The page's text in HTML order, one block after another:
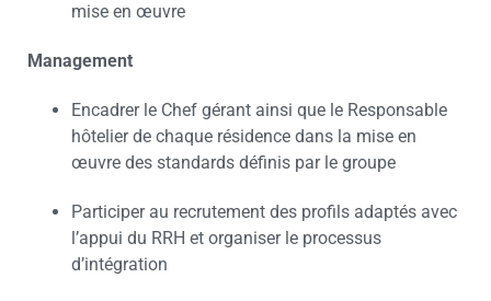
mise en œuvre
Management
Encadrer le Chef gérant ainsi que le Responsable
hôtelier de chaque résidence dans la mise en
œuvre des standards définis par le groupe
Participer au recrutement des profils adaptés avec
l’appui du RRH et organiser le processus
d’intégration